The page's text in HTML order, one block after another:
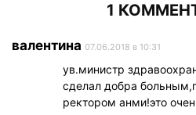
1
валентина 07.06.2018 в 10:31
ув.министр
сделал добра
ректором анми!это